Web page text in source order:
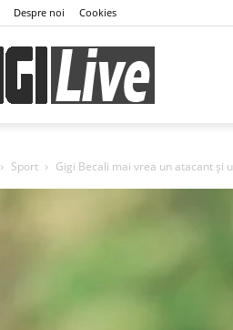
Despre noi Cookies
Sport Gigi Becali mai vrea un atacant și